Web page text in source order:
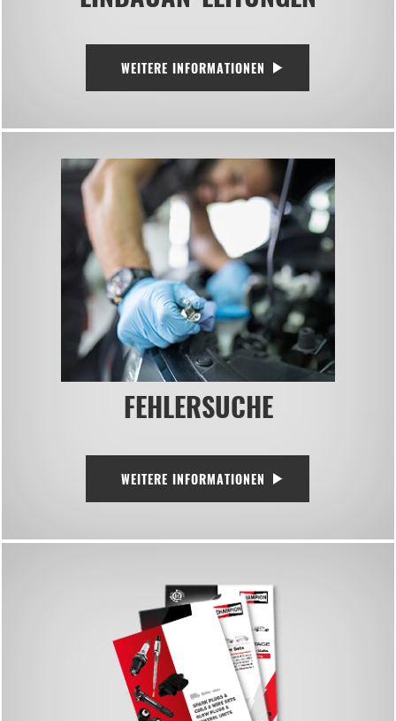
WEITERE INFORMATIONEN
FEHLERSUCHE
WEITERE INFORMATIONEN